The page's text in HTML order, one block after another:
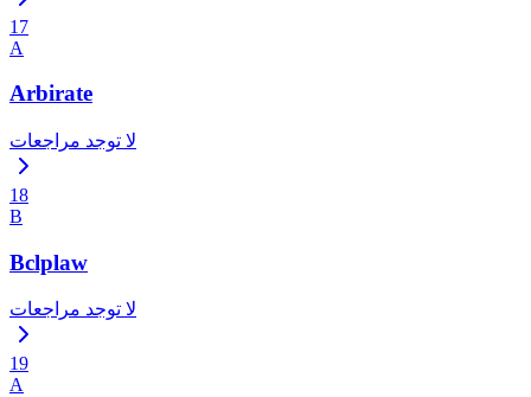
17
A
Arbirate
لا توجد مراجعات
18
B
Bclplaw
لا توجد مراجعات
19
A